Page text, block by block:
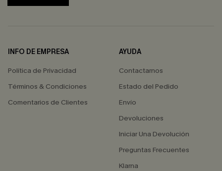
INFO DE EMPRESA
Política de Privacidad
Términos & Condiciones
Comentarios de Clientes
AYUDA
Contactarnos
Estado del Pedido
Envío
Devoluciones
Iniciar Una Devolución
Preguntas Frecuentes
Klarna